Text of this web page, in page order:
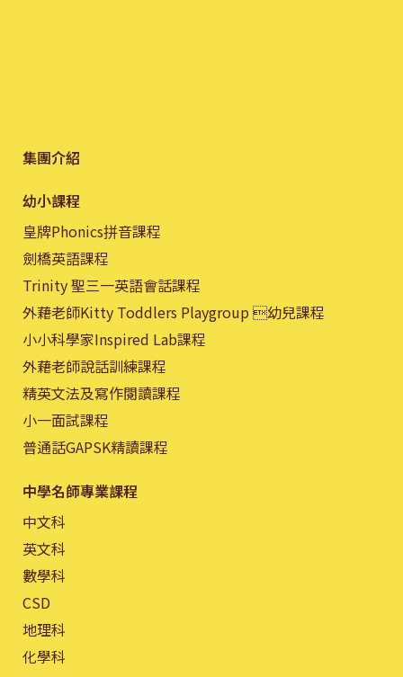
集團介紹
幼小課程
皇牌Phonics拼音課程
劍橋英語課程
Trinity 聖三一英語會話課程
外藉老師Kitty Toddlers Playgroup 幼兒課程
小小科學家Inspired Lab課程
外藉老師說話訓練課程
精英文法及寫作閱讀課程
小一面試課程
普通話GAPSK精讀課程
中學名師專業課程
中文科
英文科
數學科
CSD
地理科
化學科